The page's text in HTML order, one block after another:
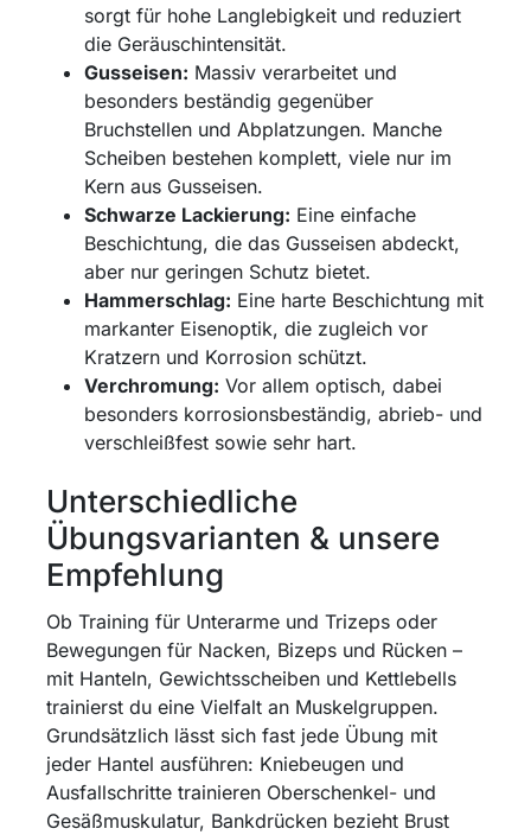
sorgt für hohe Langlebigkeit und reduziert
die Geräuschintensität.
Gusseisen: Massiv verarbeitet und
besonders beständig gegenüber
Bruchstellen und Abplatzungen. Manche
Scheiben bestehen komplett, viele nur im
Kern aus Gusseisen.
Schwarze Lackierung: Eine einfache
Beschichtung, die das Gusseisen abdeckt,
aber nur geringen Schutz bietet.
Hammerschlag: Eine harte Beschichtung mit
markanter Eisenoptik, die zugleich vor
Kratzern und Korrosion schützt.
Verchromung: Vor allem optisch, dabei
besonders korrosionsbeständig, abrieb- und
verschleißfest sowie sehr hart.
Unterschiedliche
Übungsvarianten & unsere
Empfehlung
Ob Training für Unterarme und Trizeps oder
Bewegungen für Nacken, Bizeps und Rücken –
mit Hanteln, Gewichtsscheiben und Kettlebells
trainierst du eine Vielfalt an Muskelgruppen.
Grundsätzlich lässt sich fast jede Übung mit
jeder Hantel ausführen: Kniebeugen und
Ausfallschritte trainieren Oberschenkel- und
Gesäßmuskulatur, Bankdrücken bezieht Brust